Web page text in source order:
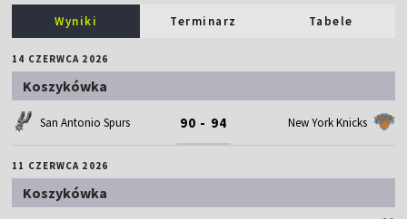
Wyniki Terminarz Tabele
14 CZERWCA 2026
Koszykówka
San Antonio Spurs 90 - 94 New York Knicks
11 CZERWCA 2026
Koszykówka